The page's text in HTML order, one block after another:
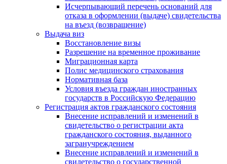
Исчерпывающий перечень оснований для
отказа в оформлении (выдаче) свидетельства
на въезд (возвращение)
Выдача виз
Восстановление визы
Разрешение на временное проживание
Миграционная карта
Полис медицинского страхования
Нормативная база
Условия въезда граждан иностранных
государств в Российскую Федерацию
Регистрация актов гражданского состояния
Внесение исправлений и изменений в
свидетельство о регистрации акта
гражданского состояния, выданного
загранучреждением
Внесение исправлений и изменений в
свидетельство о государственной